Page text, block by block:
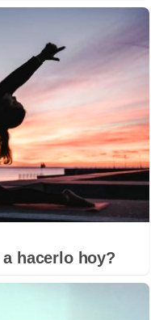
hacerlo hoy?